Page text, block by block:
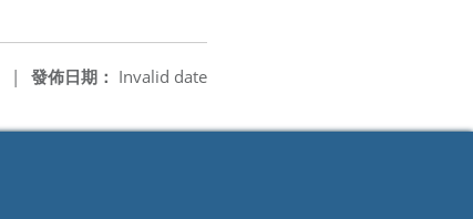
發佈日期： Invalid date
|